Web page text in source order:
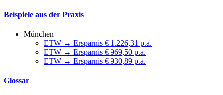
Beispiele aus der Praxis
München
ETW → Ersparnis € 1.226,31 p.a.
ETW → Ersparnis € 969,50 p.a.
ETW → Ersparnis € 930,89 p.a.
Glossar